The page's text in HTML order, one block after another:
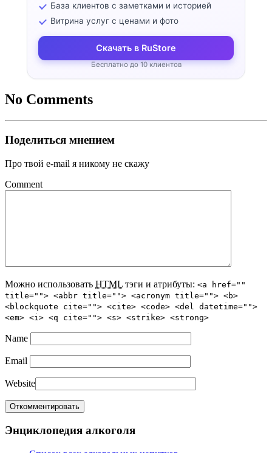
База клиентов с заметками и историей
Витрина услуг с ценами и фото
Скачать в RuStore
Бесплатно до 10 клиентов
No Comments
Поделиться мнением
Про твой e-mail я никому не скажу
Comment
Можно использовать HTML тэги и атрибуты: <a href=""
title=""> <abbr title=""> <acronym title=""> <b>
<blockquote cite=""> <cite> <code> <del datetime="">
<em> <i> <q cite=""> <s> <strike> <strong>
Name
Email
Website
Энциклопедия алкоголя